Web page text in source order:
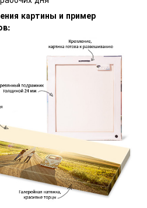
картины и пример